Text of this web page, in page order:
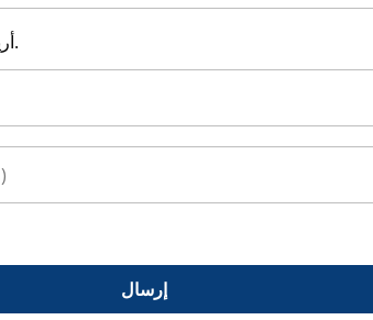
أريد ردًا على رأيي.
إرسال